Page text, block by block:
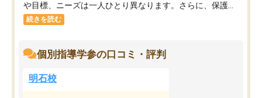
や目標、ニーズは一人ひとり異なります。さらに、保護...
続きを読む
個別指導学参の口コミ・評判
明石校